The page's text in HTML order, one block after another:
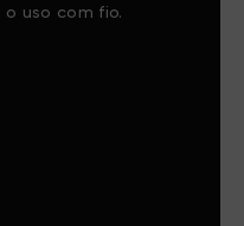
uso com fio.